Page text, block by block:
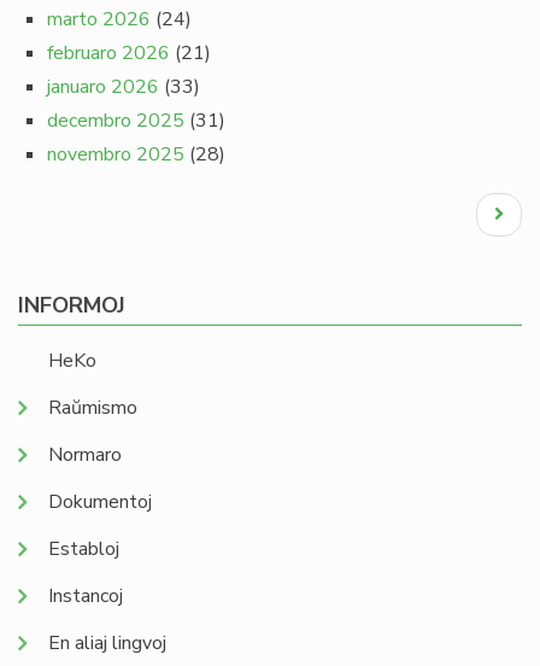
marto 2026 (24)
februaro 2026 (21)
januaro 2026 (33)
decembro 2025 (31)
novembro 2025 (28)
Next
page
INFORMOJ
HeKo
Raŭmismo
Normaro
Dokumentoj
Establoj
Instancoj
En aliaj lingvoj